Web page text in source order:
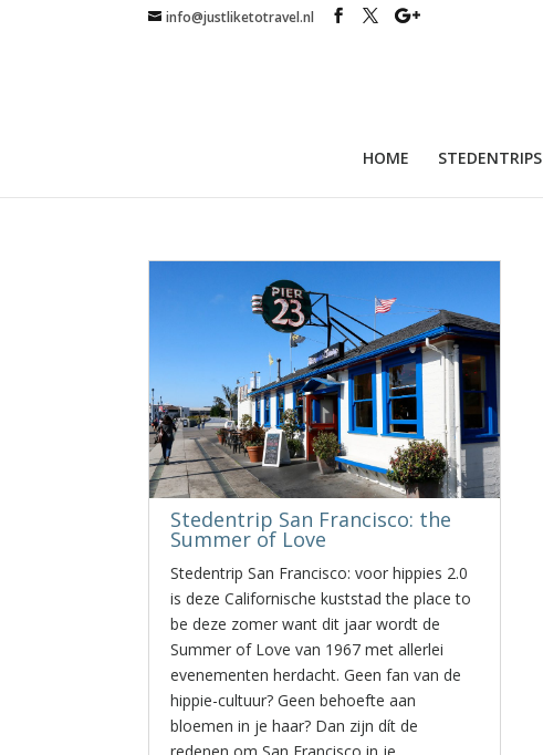
info@justliketotravel.nl
HOME STEDENTRIPS
Stedentrip San Francisco: the
Summer of Love
Stedentrip San Francisco: voor hippies 2.0
is deze Californische kuststad the place to
be deze zomer want dit jaar wordt de
Summer of Love van 1967 met allerlei
evenementen herdacht. Geen fan van de
hippie-cultuur? Geen behoefte aan
bloemen in je haar? Dan zijn dít de